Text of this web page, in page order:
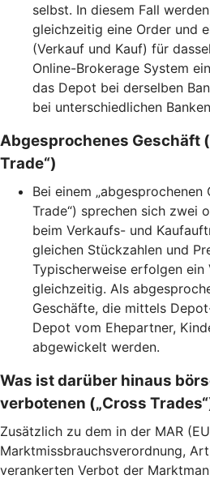
selbst. In diesem Fall
gleichzeitig eine Order und
(Verkauf und Kauf) für
Online-Brokerage System
das Depot bei derselben
bei unterschiedlichen
Abgesprochenes Geschäft
Trade“)
Bei einem „abgesprochenen
Trade“) sprechen sich zwei
beim Verkaufs- und
gleichen Stückzahlen und
Typischerweise erfolgen ein
gleichzeitig. Als
Geschäfte, die mittels
Depot vom Ehepartner,
abgewickelt werden.
Was ist darüber hinaus
verbotenen („Cross
Zusätzlich zu dem in der MAR
Marktmissbrauchsverordnung,
verankerten Verbot der